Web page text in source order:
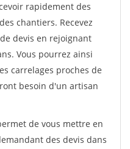
rapidement des
chantiers. Recevez
devis en rejoignant
Vous pourrez ainsi
carrelages proches de
besoin d'un artisan
de vous mettre en
des devis dans